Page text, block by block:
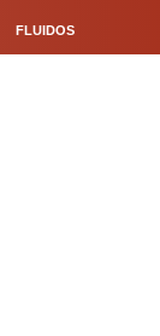
FLUIDOS